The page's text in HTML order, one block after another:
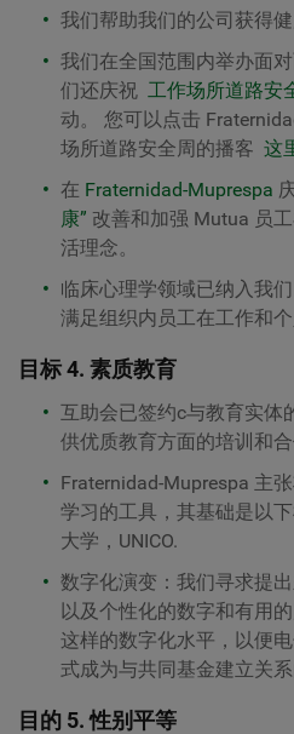
我们帮助我们的公司获得健
我们在全国范围内举办面
们还庆祝 工作场所道路安
动。 您可以点击
场所道路安全周的播客 这
在 Fraternidad-Muprespa
康” 改善和加强 Mutua 员
活理念。
临床心理学领域已纳入我
满足组织内员工在工作和个
目标 4. 素质教育
互助会已签约c与教育实体
供优质教育方面的培训和
Fraternidad-Muprespa 主
学习的工具，其基础是以
大学，UNICO.
数字化演变： 我们寻求提
以及个性化的数字和有用
这样的数字化水平，以便
式成为与共同基金建立关系
目的 5. 性别平等